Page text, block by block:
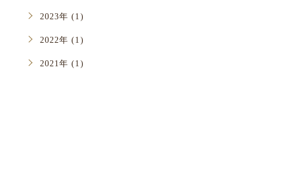
2023年 (1)
2022年 (1)
2021年 (1)